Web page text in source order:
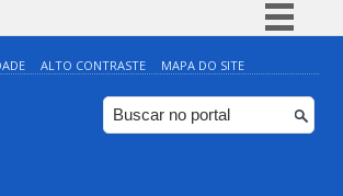
Simplifique!
Comunica BR
Participe
ALTO CONTRASTE MAPA DO SITE